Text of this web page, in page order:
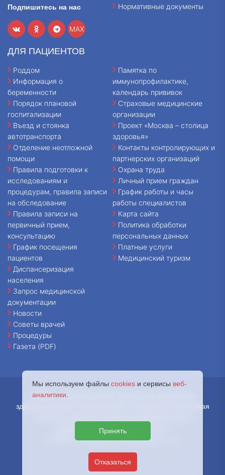
Подпишитесь на нас
MAX
Нормативные документы
ДЛЯ ПАЦИЕНТОВ
Роддом
Информация о
беременности
Порядок плановой
госпитализации
Въезд и стоянка
автотранспорта
Отделение неотложной
помощи
Правила подготовки к
исследованиям и
процедурам, правила записи
на обследование
Правила записи на
первичный прием,
консультацию
График посещения
пациентов
Диспансеризация
населения
Запрос медицинской
документации
Новости
Советы врачей
Процедуры
Газета (PDF)
Памятка по
иммунопрофилактике,
календарь прививок
Страховые медицинские
организации
Проект «Москва – столица
здоровья»
Контакты контролирующих и
партнерских организаций
Охрана труда
Личный прием граждан
График работы и часы
работы специалистов
Карта сайта
Политика обработки
персональных данных
Платные услуги
Медицинский туризм
© 2026 - Государственное бюджетное учреждение
здравоохранения города Москвы «Городская клиническая
здравоохранения города Москвы.
127644, г. Москва, ул. Лобненская, д. 10
Мы используем файлы cookies и сервисы веб-
аналитики
Принять
Отказаться